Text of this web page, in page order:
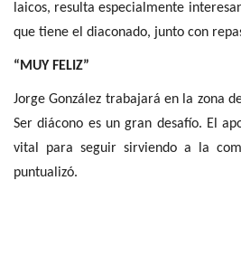
laicos, resulta especialmente
que tiene el diaconado, junto con
“MUY FELIZ”
Jorge González trabajará en la zona
Ser diácono es un gran desafío. El
vital para seguir sirviendo a la
puntualizó.